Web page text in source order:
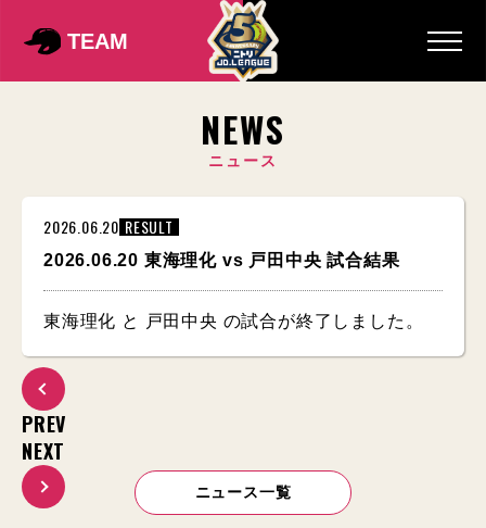
TEAM
NEWS
ニュース
2026.06.20 RESULT
2026.06.20 東海理化 vs 戸田中央 試合結果
東海理化 と 戸田中央 の試合が終了しました。
PREV
ニュース一覧
NEXT